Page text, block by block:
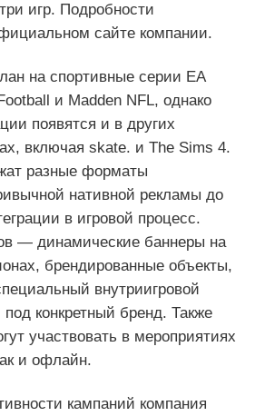
игр. Подробности
сайте компании.
на спортивные серии EA
и Madden NFL, однако
появятся и в других
включая skate. и The Sims 4.
разные форматы
нативной рекламы до
в игровой процесс.
— динамические баннеры на
брендированные объекты,
внутриигровой
под конкретный бренд. Также
участвовать в мероприятиях
и офлайн.
кампаний компания